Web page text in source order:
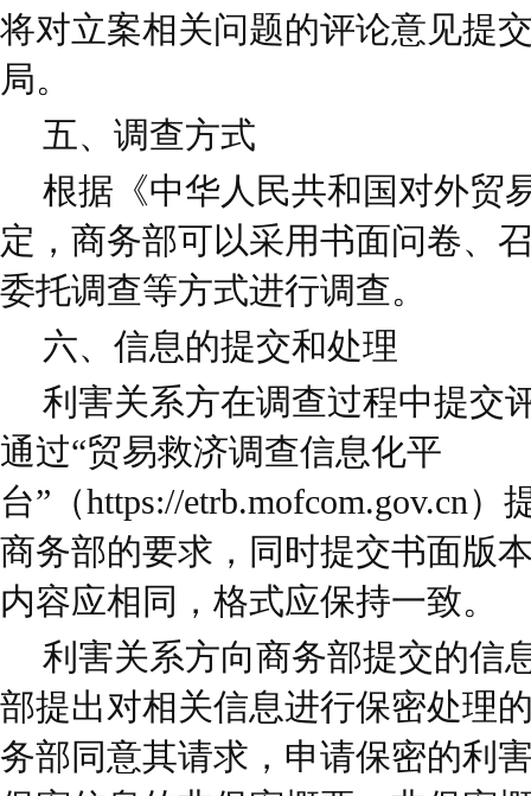
将对立案相关问题的评论意见提
局。
五、调查方式
根据《中华人民共和国对外贸
定，商务部可以采用书面问卷、
委托调查等方式进行调查。
六、信息的提交和处理
利害关系方在调查过程中提交
通过“贸易救济调查信息化平
台”（https://etrb.mofcom.gov.cn
商务部的要求，同时提交书面版
内容应相同，格式应保持一致。
利害关系方向商务部提交的信
部提出对相关信息进行保密处理
务部同意其请求，申请保密的利